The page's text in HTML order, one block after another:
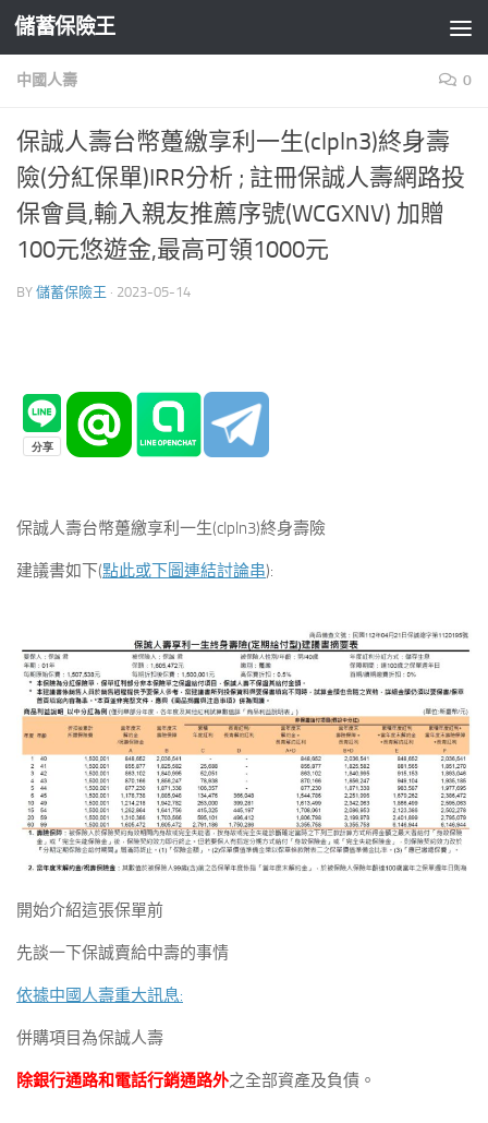
Skip to content
儲蓄保險王
中國人壽 0
保誠人壽台幣躉繳享利一生(clpln3)終身壽
險(分紅保單)IRR分析 ; 註冊保誠人壽網路投
保會員,輸入親友推薦序號(WCGXNV) 加贈
100元悠遊金,最高可領1000元
BY 儲蓄保險王 · 2023-05-14
保誠人壽台幣躉繳享利一生(clpln3)終身壽險
建議書如下(點此或下圖連結討論串):
開始介紹這張保單前
先談一下保誠賣給中壽的事情
依據中國人壽重大訊息:
併購項目為保誠人壽
除銀行通路和電話行銷通路外之全部資產及負債。